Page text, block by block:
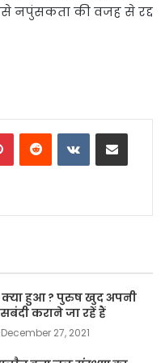
नपुंसकता की वजह से रद्द
PinterestReddit VKontakteShare via Email
हुआ ? पुरुष खुद अपनी
कराने जा रहें हैं
December 27, 2021